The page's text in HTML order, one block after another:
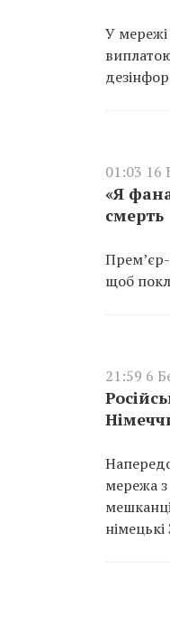
У
01:03 16
«Я
смерть
Прем’єр-
щоб
21:59 6
мережа